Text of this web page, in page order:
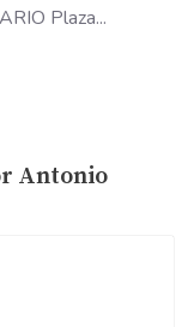
Plaza...
Antonio